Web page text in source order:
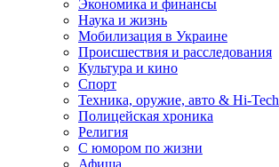
Экономика и финансы
Наука и жизнь
Мобилизация в Украине
Происшествия и расследования
Культура и кино
Спорт
Техника, оружие, авто & Hi-Tech
Полицейская хроника
Религия
С юмором по жизни
Афиша